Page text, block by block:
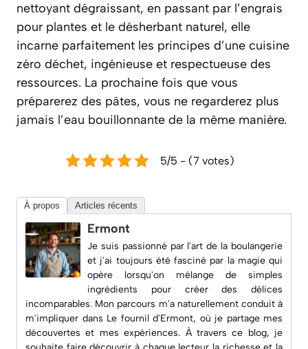
nettoyant dégraissant, en passant par l’engrais
pour plantes et le désherbant naturel, elle
incarne parfaitement les principes d’une cuisine
zéro déchet, ingénieuse et respectueuse des
ressources. La prochaine fois que vous
préparerez des pâtes, vous ne regarderez plus
jamais l’eau bouillonnante de la même manière.
5/5 - (7 votes)
À propos Articles récents
Ermont
Je suis passionné par l'art de la boulangerie
et j'ai toujours été fasciné par la magie qui
opère lorsqu'on mélange de simples
ingrédients pour créer des délices
incomparables. Mon parcours m'a naturellement conduit à
m'impliquer dans Le fournil d'Ermont, où je partage mes
découvertes et mes expériences. À travers ce blog, je